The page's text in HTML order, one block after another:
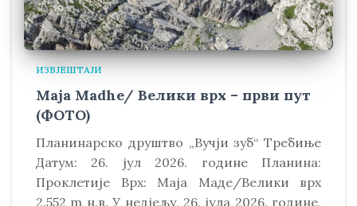
ИЗВЈЕШТАЈИ
Maja Madhe/ Велики врх – први пут
(ФОТО)
Планинарско друштво „Вучји зуб“ Требиње
Датум: 26. јул 2026. године Планина:
Проклетије Врх: Маја Маде/Велики врх
2.552 m н.в. У недјељу, 26. јула 2026. године,